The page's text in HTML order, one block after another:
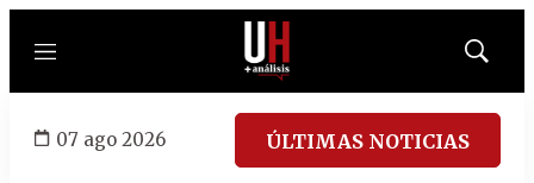
Menú
Mostrar
07 ago 2026 ÚLTIMAS NOTICIAS